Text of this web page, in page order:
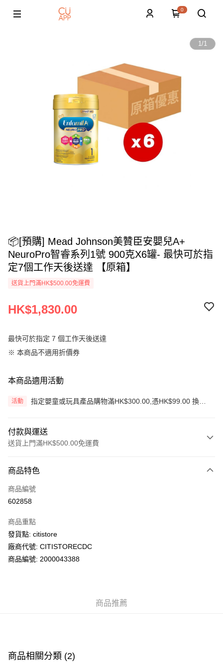
0
1/1
📦[預購] Mead Johnson美贊臣安嬰兒A+
NeuroPro智睿系列1號 900克X6罐- 最快可於指
定7個工作天後送達 【原箱】
送貨上門滿HK$500.00免運費
HK$1,830.00
最快可於指定 7 個工作天後送達
※ 本商品不適用折價券
本商品適用活動
活動
指定嬰童或玩具產品購物滿HK$300.00,憑HK$99.00 換購
付款與運送
送貨上門滿HK$500.00免運費
信用卡
AlipayHK
WeChat Pay
送貨方式
每筆HK$50.00，滿HK$200.00或以上免運費
商品特色
商品編號
602858
商品重點
發貨點: citistore
廠商代號: CITISTORECDC
商品編號: 2000043388
商品推薦
商品相關分類 (2)